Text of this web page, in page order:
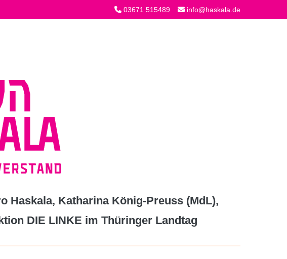
03671 515489 info@haskala.de
Haskala, Katharina König-Preuss (MdL),
DIE LINKE im Thüringer Landtag